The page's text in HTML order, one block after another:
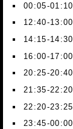
00:05-01:10
12:40-13:00
14:15-14:30
16:00-17:00
20:25-20:40
21:35-22:20
22:20-23:25
23:45-00:00